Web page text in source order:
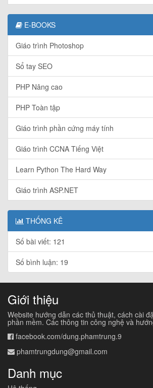
E-BOOKS
Giáo trình Photoshop
Sổ tay SEO
PHP Nâng cao
PHP Toàn tập
Giáo trình phần cứng máy tính
Giáo trình CCNA Tiếng Việt
Learn Python The Hard Way
Giáo trình ASP.NET
THỐNG KÊ
Số bài viết: 121
Số bình luận: 19
Giới thiệu
Website hướng dẫn các thủ thuật, cách cài
phần mềm. Các thông tin công nghệ và
facebook.com/dung.phamtrung.9
phamtrungdung@gmail.com
Danh mục